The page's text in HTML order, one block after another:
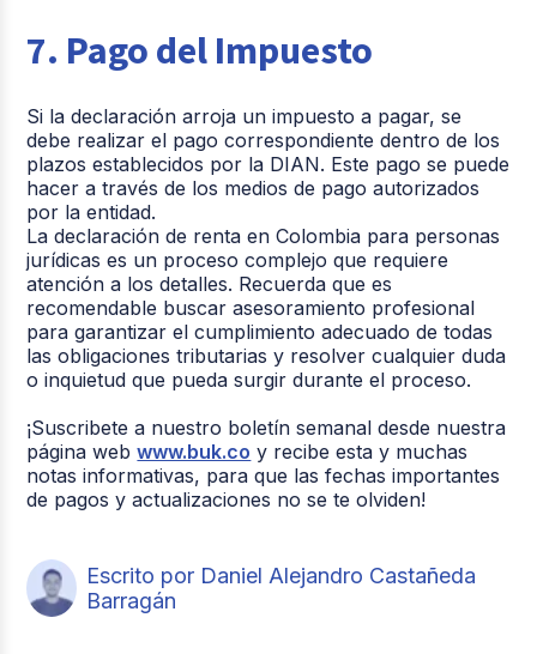
7. Pago del Impuesto
Si la declaración arroja un impuesto a pagar, se
debe realizar el pago correspondiente dentro de los
plazos establecidos por la DIAN. Este pago se puede
hacer a través de los medios de pago autorizados
por la entidad.
La declaración de renta en Colombia para personas
jurídicas es un proceso complejo que requiere
atención a los detalles. Recuerda que es
recomendable buscar asesoramiento profesional
para garantizar el cumplimiento adecuado de todas
las obligaciones tributarias y resolver cualquier duda
o inquietud que pueda surgir durante el proceso.
¡Suscribete a nuestro boletín semanal desde nuestra
página webwww.buk.co y recibe esta y muchas
notas informativas, para que las fechas importantes
de pagos y actualizaciones no se te olviden!
Escrito por Daniel Alejandro Castañeda
Barragán